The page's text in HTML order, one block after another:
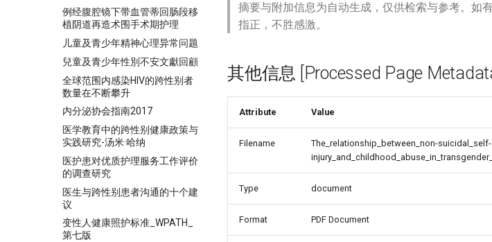
例经腹腔镜下带血管蒂回肠段移
植阴道再造术围手术期护理
儿童及青少年精神心理异常问题
兒童及青少年性別不安文獻回顧
全球范围内感染HIV的跨性别者
数量在不断攀升
内分泌协会指南2017
医学教育中的跨性别健康政策与
实践研究-汤米·哈纳
医护患对优质护理服务工作评价
的调查研究
医生与跨性别患者沟通的十个建
议
变性人健康照护标准_WPATH_
第七版
摘要与附加信息为自动生成，仅供检索与参考。如
指正，不胜感激。
其他信息 [Processed Page
Attribute Value
Filename
The_relationship_between_non-suicidal_self-
Type document
Format PDF Document